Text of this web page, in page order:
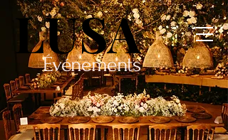
LUSA
LUSA
Événements